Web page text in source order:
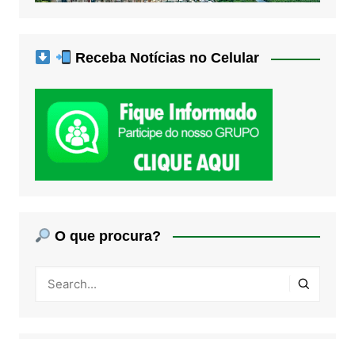
Receba Notícias no Celular
O que procura?